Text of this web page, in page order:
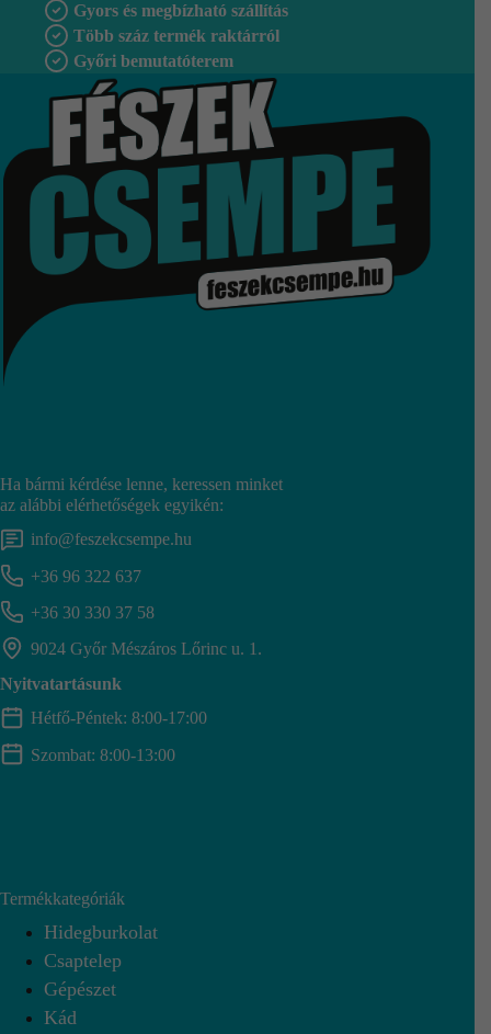
Gyors és megbízható szállítás
Több száz termék raktárról
Győri bemutatóterem
Ha bármi kérdése lenne, keressen minket
az alábbi elérhetőségek egyikén:
info@feszekcsempe.hu
+36 96 322 637
+36 30 330 37 58
9024 Győr Mészáros Lőrinc u. 1.
Nyitvatartásunk
Hétfő-Péntek: 8:00-17:00
Szombat: 8:00-13:00
Termékkategóriák
Hidegburkolat
Csaptelep
Gépészet
Kád